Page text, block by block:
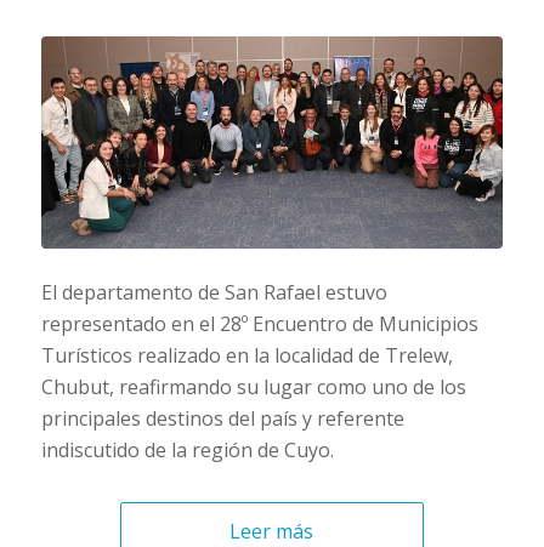
El departamento de San Rafael estuvo
representado en el 28º Encuentro de Municipios
Turísticos realizado en la localidad de Trelew,
Chubut, reafirmando su lugar como uno de los
principales destinos del país y referente
indiscutido de la región de Cuyo.
Leer más